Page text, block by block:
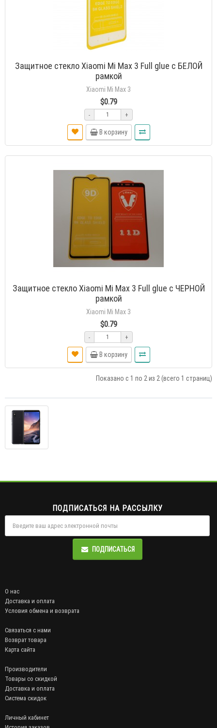
Защитное стекло Xiaomi Mi Max 3 Full glue с БЕЛОЙ
рамкой
Xiaomi Mi Max 3
$0.79
- +
В корзину
Защитное стекло Xiaomi Mi Max 3 Full glue с ЧЕРНОЙ
рамкой
Xiaomi Mi Max 3
$0.79
- +
В корзину
Показано с 1 по 2 из 2 (всего 1 страниц)
ПОДПИСАТЬСЯ НА РАССЫЛКУ
ПОДПИСАТЬСЯ
О нас
Доставка и оплата
Условия обмена и возврата
Связаться с нами
Возврат товара
Карта сайта
Производители
Товары со скидкой
Доставка и оплата
Система скидок
Личный кабинет